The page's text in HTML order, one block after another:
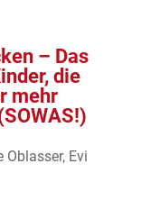
– Das
die
mehr
Oblasser, Evi